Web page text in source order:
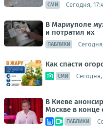
СМИ Сегодня,
В Мариуполе
и потратил их
ПАБЛИКИ
Как спасти
СМИ Сегодня,
В Киеве
Москве в конце
ПАБЛИКИ